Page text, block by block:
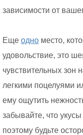
зависимости от
Еще одно место,
удовольствие, это
чувствительных зон
легкими поцелуями
ему ощутить
забывайте, что укусы
поэтому будьте